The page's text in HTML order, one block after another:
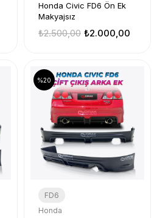
Honda Civic FD6 Ön Ek
Makyajsız
₺2.000,00
₺2.500,00
FD6
Honda
%20